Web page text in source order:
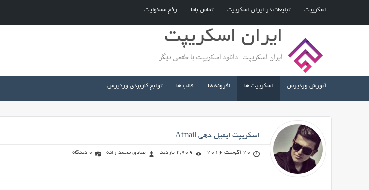
اسکریپت تبلیغات در ایران اسکریپت تماس باما رفع مسئولیت
ایران اسکریپت
ایران اسکریپت | دانلود اسکریپت با طعمی دیگر
آموزش وردپرس اسکریپت ها افزونه ها قالب ها توابع کاربردی وردپرس
اسکریپت ایمیل دهی Atmail
20 آگوست 2016 2,909 بازدید صادق محمد زاده 0 دیدگاه